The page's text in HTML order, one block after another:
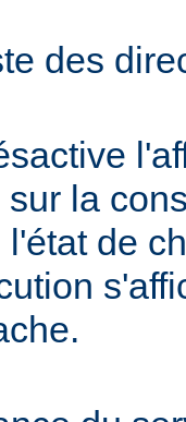
des
la
de